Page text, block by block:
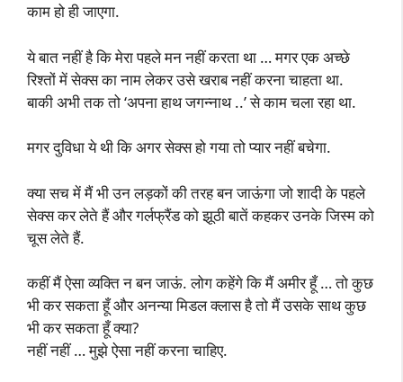
काम हो ही जाएगा.
ये बात नहीं है कि मेरा पहले मन नहीं करता था … मगर एक अच्छे
रिश्तों में सेक्स का नाम लेकर उसे खराब नहीं करना चाहता था.
बाकी अभी तक तो ‘अपना हाथ जगन्नाथ ..’ से काम चला रहा था.
मगर दुविधा ये थी कि अगर सेक्स हो गया तो प्यार नहीं बचेगा.
क्या सच में मैं भी उन लड़कों की तरह बन जाऊंगा जो शादी के पहले
सेक्स कर लेते हैं और गर्लफ्रैंड को झूठी बातें कहकर उनके जिस्म को
चूस लेते हैं.
कहीं मैं ऐसा व्यक्ति न बन जाऊं. लोग कहेंगे कि मैं अमीर हूँ … तो कुछ
भी कर सकता हूँ और अनन्या मिडल क्लास है तो मैं उसके साथ कुछ
भी कर सकता हूँ क्या?
नहीं नहीं … मुझे ऐसा नहीं करना चाहिए.